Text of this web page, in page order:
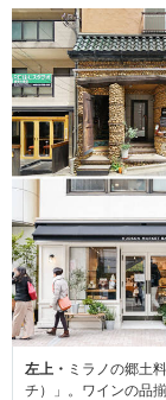
左上・ ミラノの郷土
チ）」。ワインの品